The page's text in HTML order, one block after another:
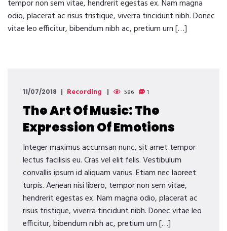
tempor non sem vitae, hendrerit egestas ex. Nam magna
odio, placerat ac risus tristique, viverra tincidunt nibh. Donec
vitae leo efficitur, bibendum nibh ac, pretium urn […]
11/07/2018 Recording 586 1
The Art Of Music: The
Expression Of Emotions
Integer maximus accumsan nunc, sit amet tempor
lectus facilisis eu. Cras vel elit felis. Vestibulum
convallis ipsum id aliquam varius. Etiam nec laoreet
turpis. Aenean nisi libero, tempor non sem vitae,
hendrerit egestas ex. Nam magna odio, placerat ac
risus tristique, viverra tincidunt nibh. Donec vitae leo
efficitur, bibendum nibh ac, pretium urn […]